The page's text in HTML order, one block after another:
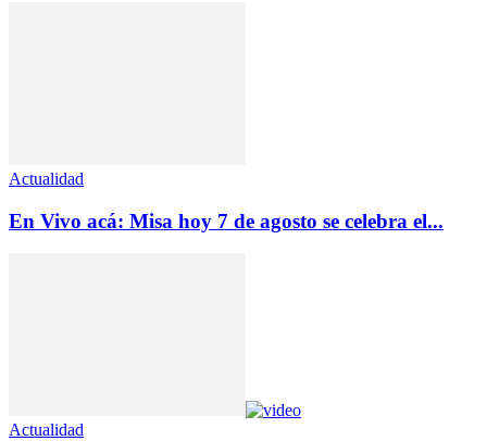
Actualidad
En Vivo acá: Misa hoy 7 de agosto se celebra el...
Actualidad